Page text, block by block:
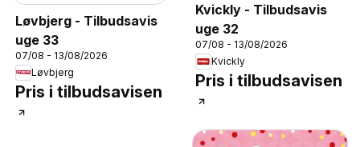
Løvbjerg - Tilbudsavis
uge 33
07/08 - 13/08/2026
Løvbjerg
Pris i tilbudsavisen
Kvickly - Tilbudsavis
uge 32
07/08 - 13/08/2026
Kvickly
Pris i tilbudsavisen